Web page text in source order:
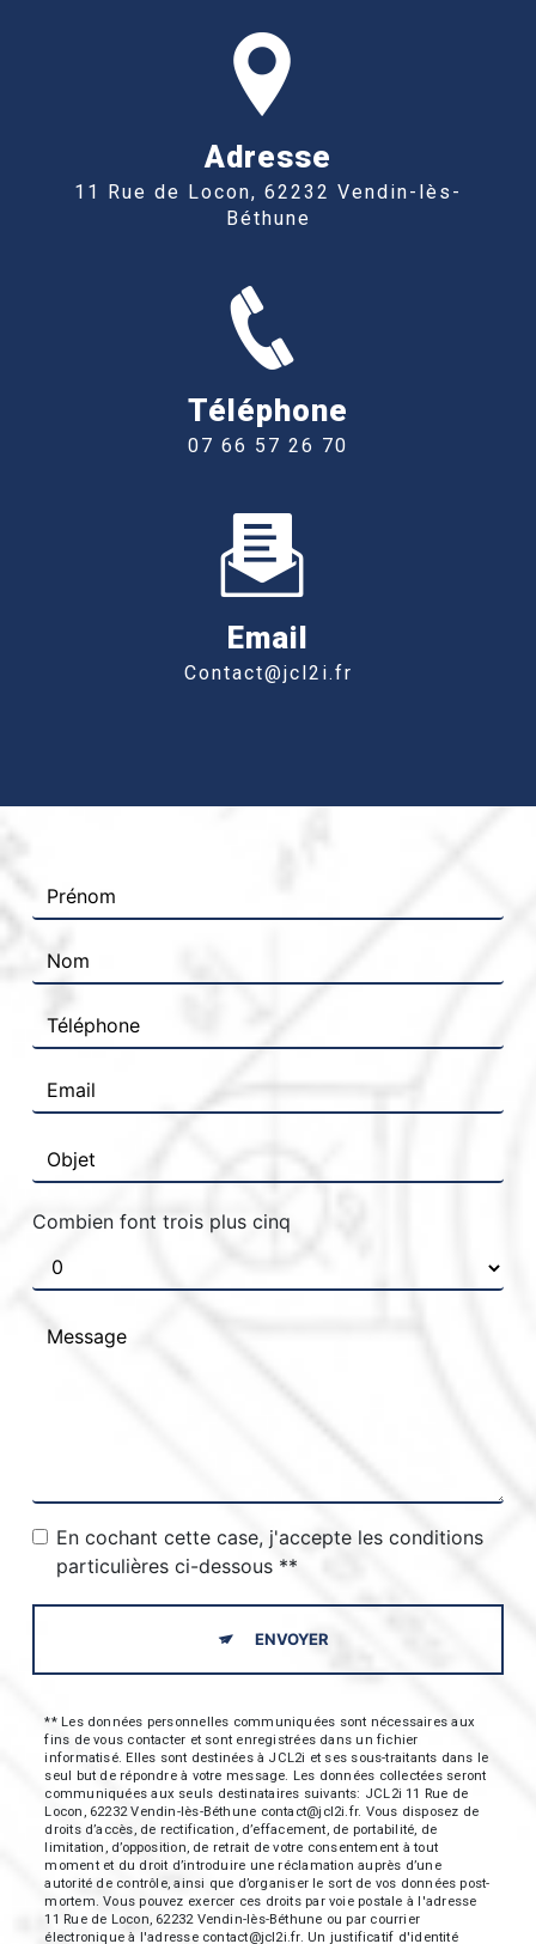
Adresse
11 Rue de Locon, 62232 Vendin-lès-
Béthune
Téléphone
07 66 57 26 70
Email
contact@jcl2i.fr
Combien font trois plus cinq
En cochant cette case, j'accepte les conditions
particulières ci-dessous **
ENVOYER
** Les données personnelles communiquées sont nécessaires aux
fins de vous contacter et sont enregistrées dans un fichier
informatisé. Elles sont destinées à JCL2i et ses sous-traitants dans le
seul but de répondre à votre message. Les données collectées seront
communiquées aux seuls destinataires suivants: JCL2i 11 Rue de
Locon, 62232 Vendin-lès-Béthune contact@jcl2i.fr. Vous disposez de
droits d’accès, de rectification, d’effacement, de portabilité, de
limitation, d’opposition, de retrait de votre consentement à tout
moment et du droit d’introduire une réclamation auprès d’une
autorité de contrôle, ainsi que d’organiser le sort de vos données post-
mortem. Vous pouvez exercer ces droits par voie postale à l'adresse
11 Rue de Locon, 62232 Vendin-lès-Béthune ou par courrier
électronique à l'adresse contact@jcl2i.fr. Un justificatif d'identité